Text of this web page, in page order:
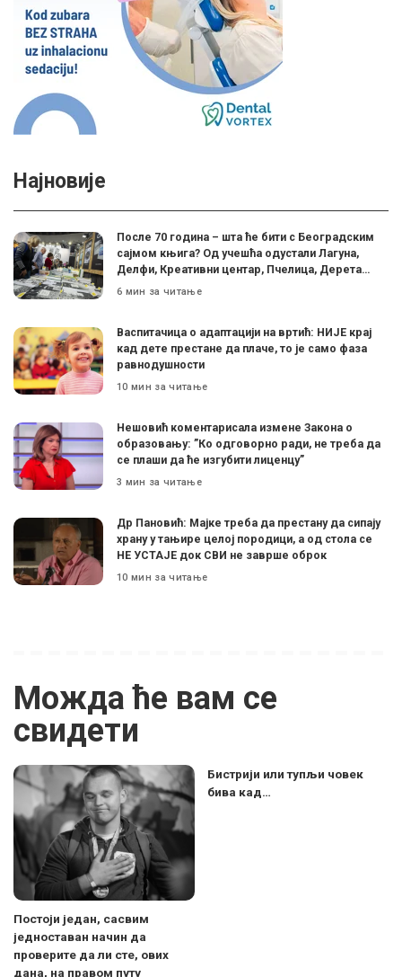
Најновије
После 70 година – шта ће бити с Београдским
сајмом књига? Од учешћа одустали Лагуна,
Делфи, Креативни центар, Пчелица, Дерета…
6 мин за читање
Васпитачица о адаптацији на вртић: НИЈЕ крај
кад дете престане да плаче, то је само фаза
равнодушности
10 мин за читање
Нешовић коментарисала измене Закона о
образовању: ”Ко одговорно ради, не треба да
се плаши да ће изгубити лиценцу”
3 мин за читање
Др Пановић: Мајке треба да престану да сипају
храну у тањире целој породици, а од стола се
НЕ УСТАЈЕ док СВИ не заврше оброк
10 мин за читање
Можда ће вам се
свидети
Постоји један, сасвим
једноставан начин да
проверите да ли сте, ових
дана, на правом путу
Бистрији или тупљи човек
бива кад…